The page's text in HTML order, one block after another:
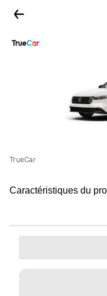
TrueCar
Caractéristiques du